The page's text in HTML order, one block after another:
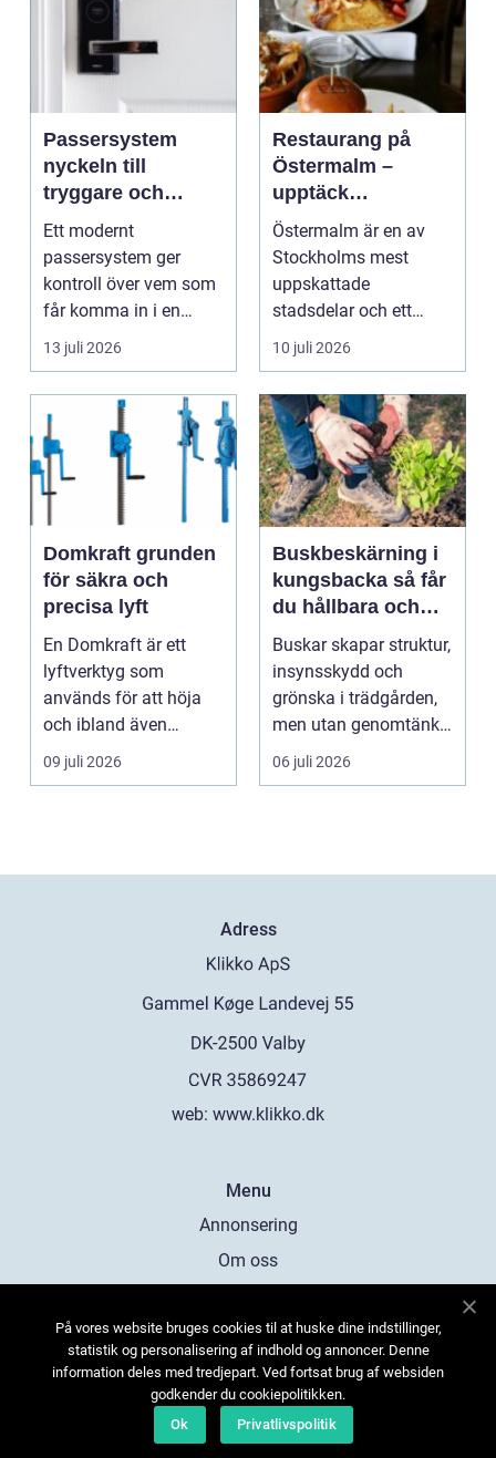
Passersystem
nyckeln till
tryggare och
smidigare tillträde
Ett modernt
passersystem ger
kontroll över vem som
får komma in i en
byggnad, när de får
komma in oc...
13 juli 2026
Restaurang på
Östermalm –
upptäck
matupplevelser i
en av Stockholms
mest attraktiva
stadsdelar
Östermalm är en av
Stockholms mest
uppskattade
stadsdelar och ett
självklart val f&ou...
10 juli 2026
Domkraft grunden
för säkra och
precisa lyft
En Domkraft är ett
lyftverktyg som
används för att höja
och ibland även
positionera tunga
objekt, so...
09 juli 2026
Buskbeskärning i
kungsbacka så får
du hållbara och
vackra buskar året
runt
Buskar skapar struktur,
insynsskydd och
grönska i trädgården,
men utan genomtänkt
beskärning blir de...
06 juli 2026
Adress
web: www.klikko.dk
Menu
Annonsering
Om oss
Kontakta oss
Sitemap
På vores website bruges cookies til at huske dine indstillinger,
statistik og personalisering af indhold og annoncer. Denne
information deles med tredjepart. Ved fortsat brug af websiden
godkender du cookiepolitikken.
Ok
Privatlivspolitik